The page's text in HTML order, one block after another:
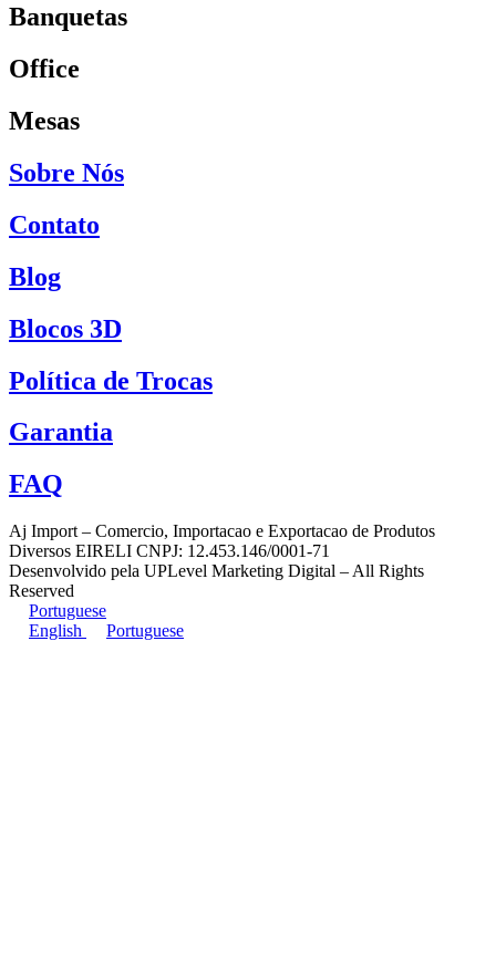
Banquetas
Office
Mesas
Sobre Nós
Contato
Blog
Blocos 3D
Política de Trocas
Garantia
FAQ
Aj Import – Comercio, Importacao e Exportacao de Produtos
Diversos EIRELI CNPJ: 12.453.146/0001-71
Desenvolvido pela UPLevel Marketing Digital – All Rights
Reserved
Portuguese
English
Portuguese